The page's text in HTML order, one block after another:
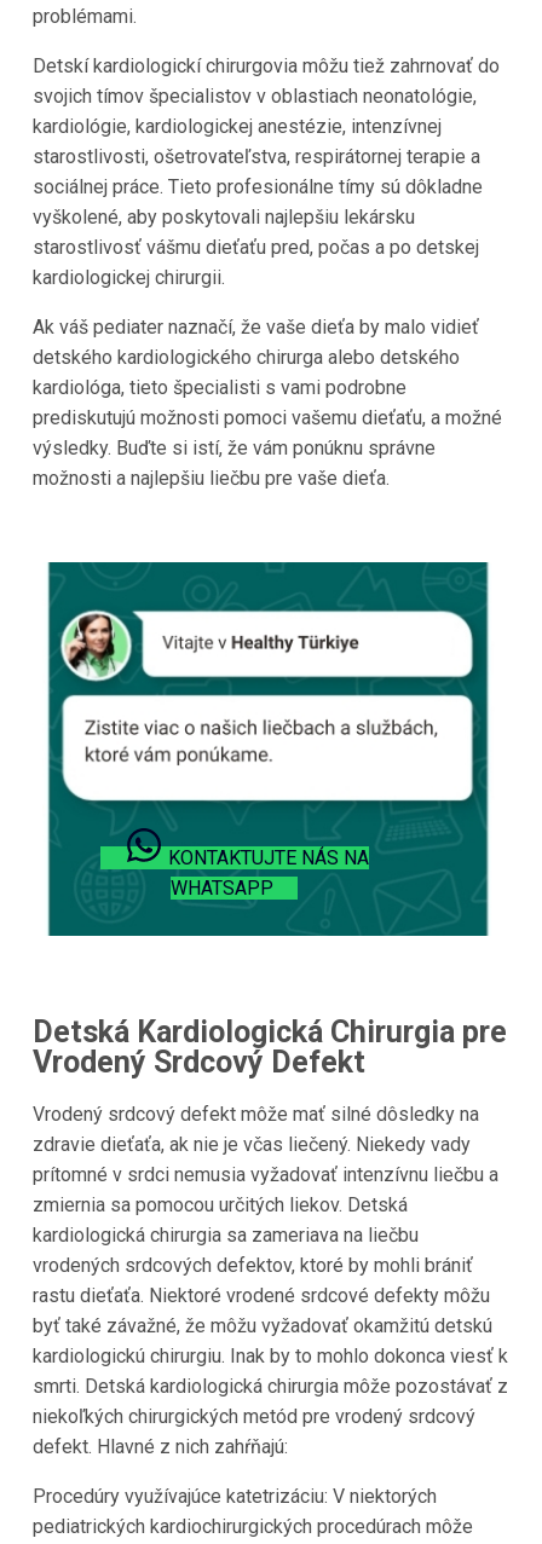
problémami.
Detskí kardiologickí chirurgovia môžu tiež zahrnovať do
svojich tímov špecialistov v oblastiach neonatológie,
kardiológie, kardiologickej anestézie, intenzívnej
starostlivosti, ošetrovateľstva, respirátornej terapie a
sociálnej práce. Tieto profesionálne tímy sú dôkladne
vyškolené, aby poskytovali najlepšiu lekársku
starostlivosť vášmu dieťaťu pred, počas a po detskej
kardiologickej chirurgii.
Ak váš pediater naznačí, že vaše dieťa by malo vidieť
detského kardiologického chirurga alebo detského
kardiológa, tieto špecialisti s vami podrobne
prediskutujú možnosti pomoci vašemu dieťaťu, a možné
výsledky. Buďte si istí, že vám ponúknu správne
možnosti a najlepšiu liečbu pre vaše dieťa.
KONTAKTUJTE NÁS NA
WHATSAPP
Detská Kardiologická Chirurgia pre
Vrodený Srdcový Defekt
Vrodený srdcový defekt môže mať silné dôsledky na
zdravie dieťaťa, ak nie je včas liečený. Niekedy vady
prítomné v srdci nemusia vyžadovať intenzívnu liečbu a
zmiernia sa pomocou určitých liekov. Detská
kardiologická chirurgia sa zameriava na liečbu
vrodených srdcových defektov, ktoré by mohli brániť
rastu dieťaťa. Niektoré vrodené srdcové defekty môžu
byť také závažné, že môžu vyžadovať okamžitú detskú
kardiologickú chirurgiu. Inak by to mohlo dokonca viesť k
smrti. Detská kardiologická chirurgia môže pozostávať z
niekoľkých chirurgických metód pre vrodený srdcový
defekt. Hlavné z nich zahŕňajú:
Procedúry využívajúce katetrizáciu: V niektorých
pediatrických kardiochirurgických procedúrach môže